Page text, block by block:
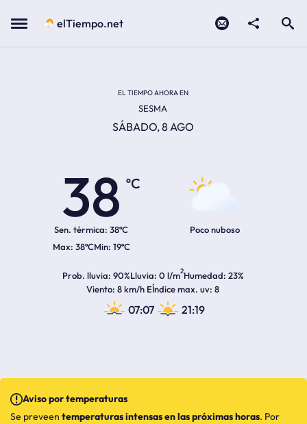
Menu elTiempo.net
EL TIEMPO AHORA EN
SESMA
SÁBADO, 8 AGO
38
ºC
Sen. térmica: 38ºC
38ºC 19ºC
Poco nuboso
Prob. lluvia 90%Lluvia 0 l/m2Humedad 23%
Viento 8 km/h EÍndice max. uv 8
07:07 21:19
Aviso por temperaturas
Se preveen temperaturas intensas en las próximas horas. Por